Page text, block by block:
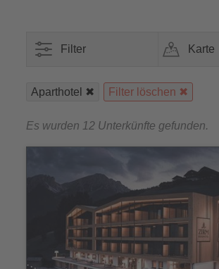
Filter Karte
Aparthotel Filter löschen
Es wurden 12 Unterkünfte gefunden.